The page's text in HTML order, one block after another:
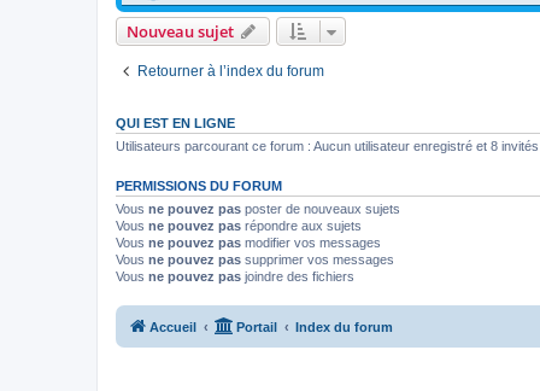
Nouveau sujet
Retourner à l’index du forum
QUI EST EN LIGNE
Utilisateurs parcourant ce forum : Aucun utilisateur enregistré et 8 invités
PERMISSIONS DU FORUM
Vous ne pouvez pas poster de nouveaux sujets
Vous ne pouvez pas répondre aux sujets
Vous ne pouvez pas modifier vos messages
Vous ne pouvez pas supprimer vos messages
Vous ne pouvez pas joindre des fichiers
Accueil Portail Index du forum